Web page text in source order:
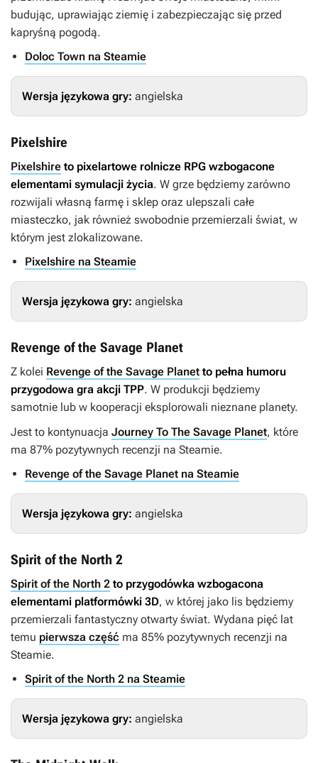
budując, uprawiając ziemię i zabezpieczając się przed
kapryśną pogodą.
Doloc Town na Steamie
Wersja językowa gry: angielska
Pixelshire
Pixelshire to pixelartowe rolnicze RPG wzbogacone
elementami symulacji życia. W grze będziemy zarówno
rozwijali własną farmę i sklep oraz ulepszali całe
miasteczko, jak również swobodnie przemierzali świat, w
którym jest zlokalizowane.
Pixelshire na Steamie
Wersja językowa gry: angielska
Revenge of the Savage Planet
Z kolei Revenge of the Savage Planet to pełna humoru
przygodowa gra akcji TPP. W produkcji będziemy
samotnie lub w kooperacji eksplorowali nieznane planety.
Jest to kontynuacja Journey To The Savage Planet, które
ma 87% pozytywnych recenzji na Steamie.
Revenge of the Savage Planet na Steamie
Wersja językowa gry: angielska
Spirit of the North 2
Spirit of the North 2 to przygodówka wzbogacona
elementami platformówki 3D, w której jako lis będziemy
przemierzali fantastyczny otwarty świat. Wydana pięć lat
temu pierwsza część ma 85% pozytywnych recenzji na
Steamie.
Spirit of the North 2 na Steamie
Wersja językowa gry: angielska